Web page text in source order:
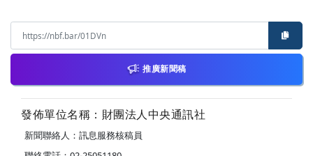
推廣新聞稿
發佈單位名稱：財團法人中央通訊社
新聞聯絡人：訊息服務核稿員